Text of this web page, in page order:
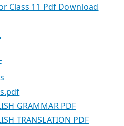
Class 11 Pdf Download
GRAMMAR PDF
TRANSLATION PDF